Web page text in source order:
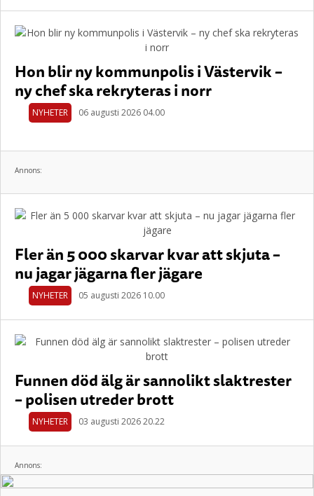
Hon blir ny kommunpolis i Västervik –
ny chef ska rekryteras i norr
NYHETER 06 augusti 2026 04.00
Annons:
Fler än 5 000 skarvar kvar att skjuta –
nu jagar jägarna fler jägare
NYHETER 05 augusti 2026 10.00
Funnen död älg är sannolikt slaktrester
– polisen utreder brott
NYHETER 03 augusti 2026 20.22
Annons: